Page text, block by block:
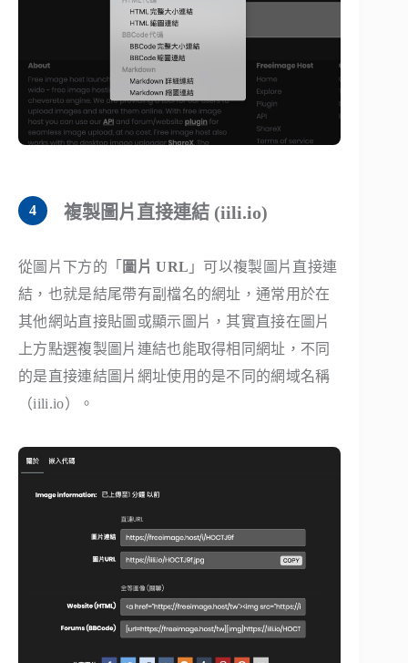
複製圖片直接連結 (iili.io)
從圖片下方的「 圖片 URL 」可以複製圖片直接連
結，也就是結尾帶有副檔名的網址，通常用於在
其他網站直接貼圖或顯示圖片，其實直接在圖片
上方點選複製圖片連結也能取得相同網址，不同
的是直接連結圖片網址使用的是不同的網域名稱
（iili.io）。